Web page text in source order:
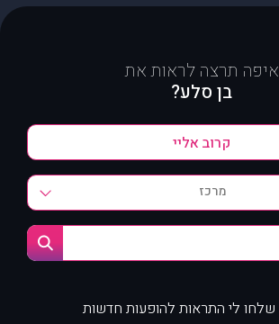
איפה תרצה לראות את
בן סלע?
מרכז
שלחו לי התראות להופעות חדשות